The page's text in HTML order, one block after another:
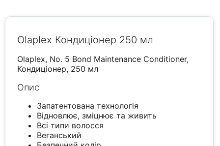
Olaplex Кондиціонер 250 мл
Olaplex, No. 5 Bond Maintenance Conditioner,
Кондиціонер, 250 мл
Опис
Запатентована технологія
Відновлює, зміцнює та живить
Всі типи волосся
Веганський